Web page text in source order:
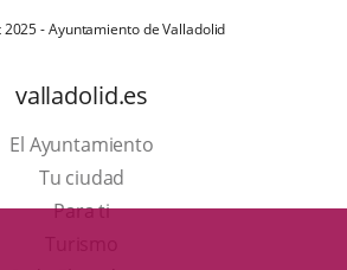
- Ayuntamiento de Valladolid
valladolid.es
El Ayuntamiento
Tu ciudad
Para ti